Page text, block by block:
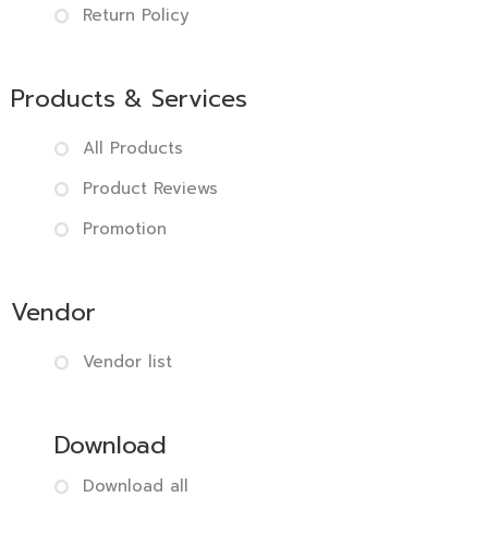
Return Policy
Products & Services
All Products
Product Reviews
Promotion
Vendor
Vendor list
Download
Download all